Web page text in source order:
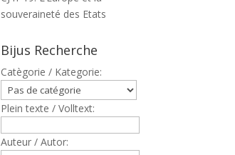
souveraineté des Etats
Bijus Recherche
Catègorie / Kategorie:
Plein texte / Volltext:
Auteur / Autor: